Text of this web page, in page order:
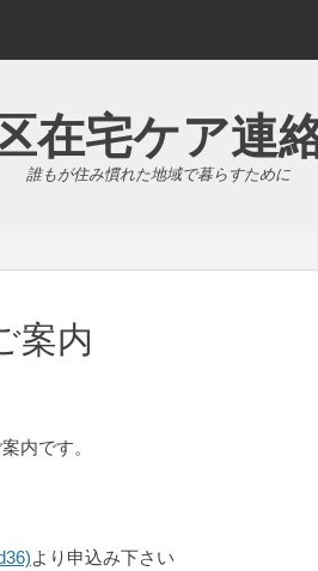
在宅ケア連
誰もが住み慣れた地域で暮らすために
案内
内です。
より申込み下さい